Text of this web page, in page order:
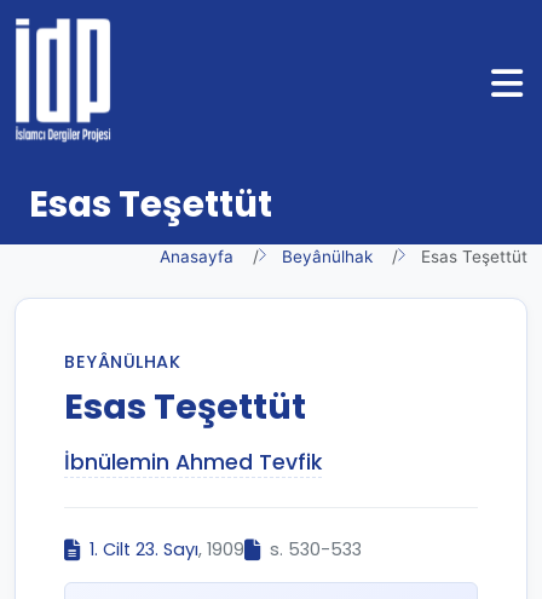
Esas Teşettüt
Anasayfa Beyânülhak Esas Teşettüt
BEYÂNÜLHAK
Esas Teşettüt
İbnülemin Ahmed Tevfik
1. Cilt 23. Sayı, 1909 s. 530-533